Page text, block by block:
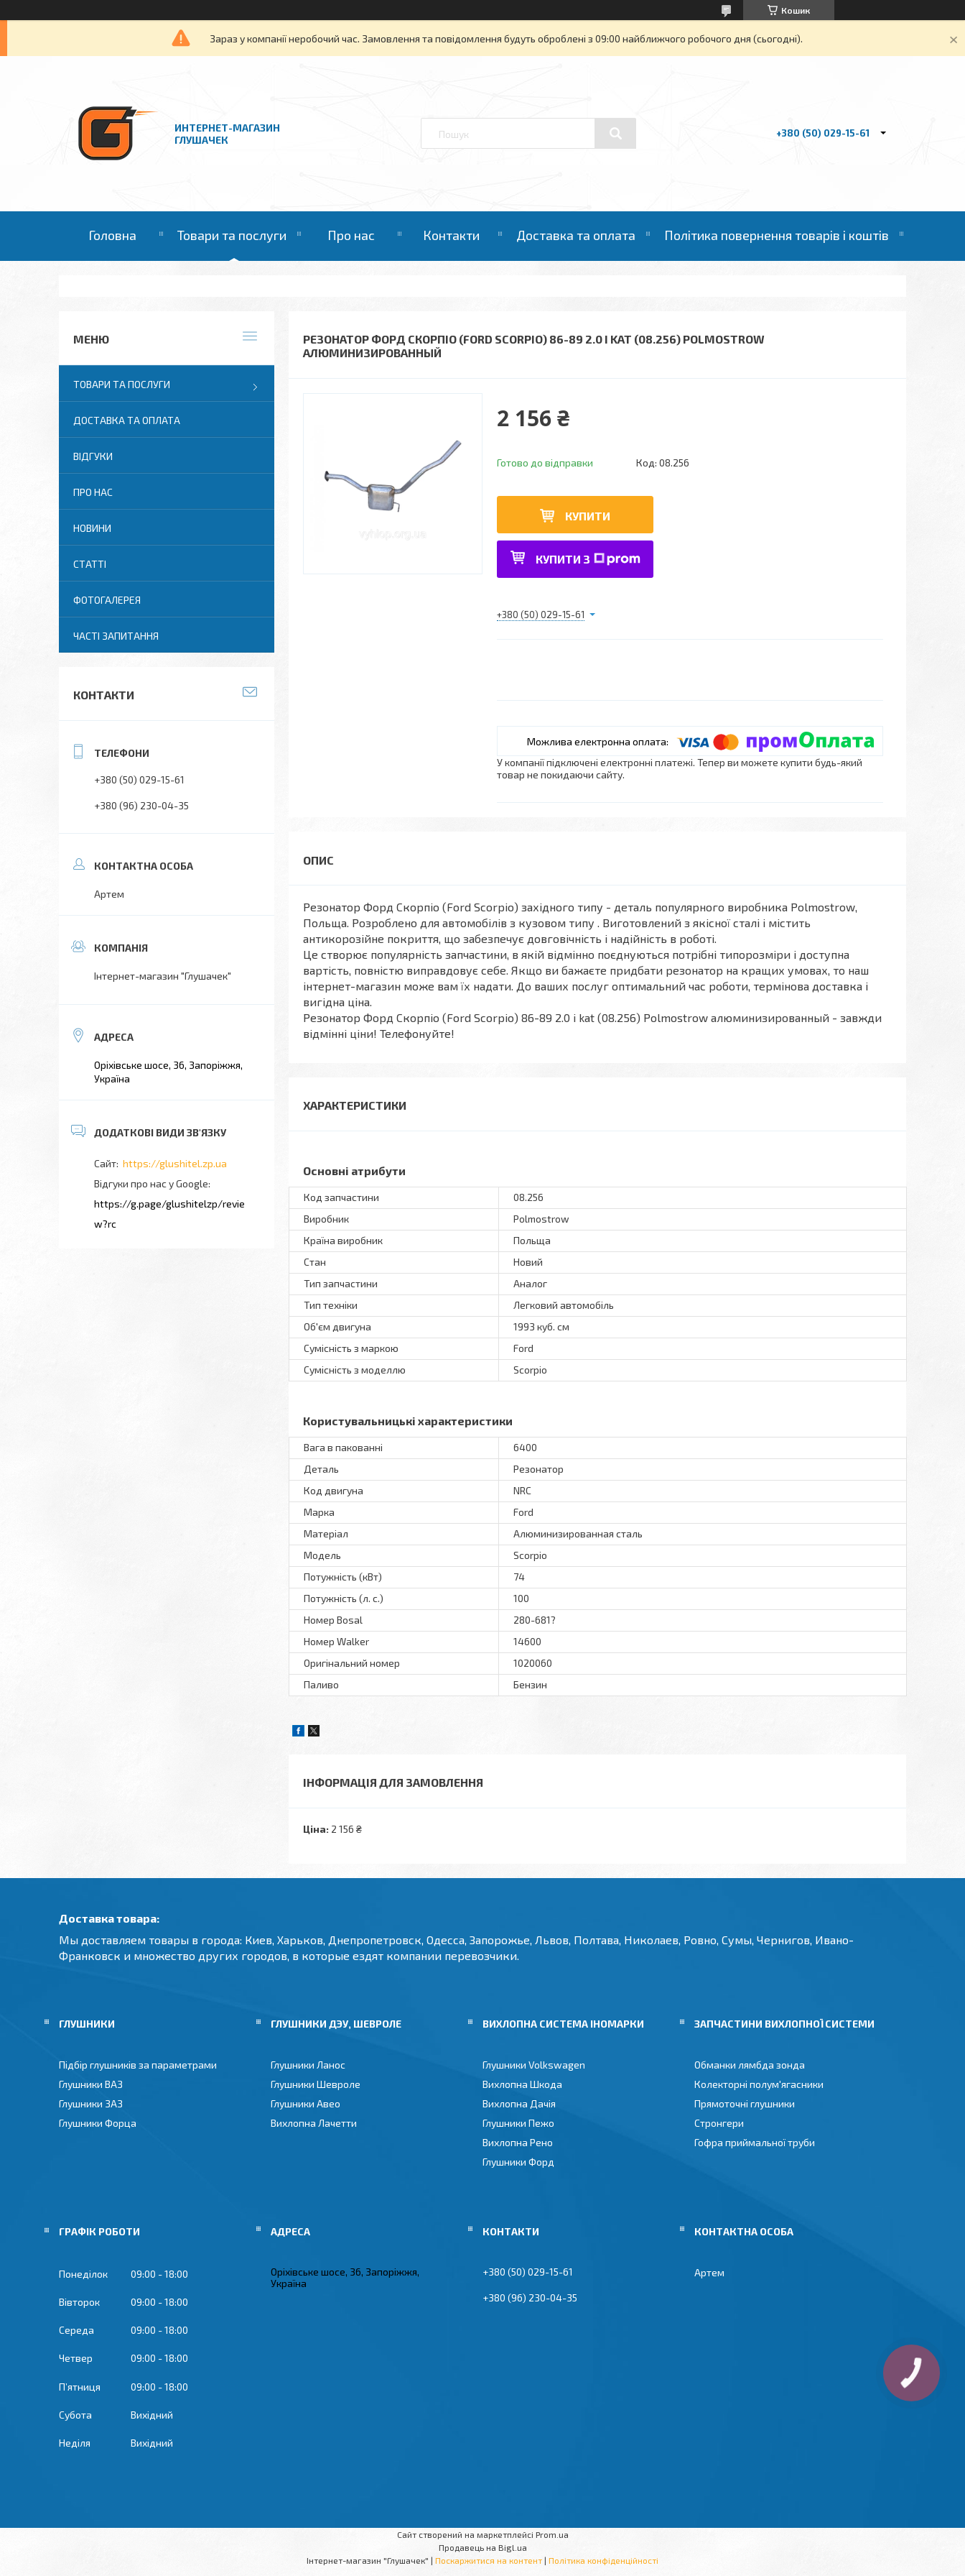
Кошик
Зараз у компанії неробочий час. Замовлення та повідомлення будуть оброблені з 09:00 найближчого робочого дня (сьогодні).
ИНТЕРНЕТ-МАГАЗИН
ГЛУШАЧЕК
+380 (50) 029-15-61
Головна Товари та послуги Про нас Контакти Доставка та оплата Політика повернення товарів і коштів
РЕЗОНАТОР ФОРД СКОРПІО (FORD SCORPIO) 86-89 2.0 I KAT (08.256) POLMOSTROW
АЛЮМИНИЗИРОВАННЫЙ
2 156 ₴
Готово до відправки Код: 08.256
КУПИТИ
КУПИТИ З
+380 (50) 029-15-61
У компанії підключені електронні платежі. Тепер ви можете купити будь-який
товар не покидаючи сайту.
Резонатор Форд Скорпіо (Ford Scorpio) західного типу - деталь популярного виробника Polmostrow,
Польща. Розроблено для автомобілів з кузовом типу . Виготовлений з якісної сталі і містить
антикорозійне покриття, що забезпечує довговічність і надійність в роботі.
Це створює популярність запчастини, в якій відмінно поєднуються потрібні типорозміри і доступна
вартість, повністю виправдовує себе. Якщо ви бажаєте придбати резонатор на кращих умовах, то наш
інтернет-магазин може вам їх надати. До ваших послуг оптимальний час роботи, термінова доставка і
вигідна ціна.
Резонатор Форд Скорпіо (Ford Scorpio) 86-89 2.0 i kat (08.256) Polmostrow алюминизированный - завжди
відмінні ціни! Телефонуйте!
ХАРАКТЕРИСТИКИ
Основні атрибути
Код запчастини
08.256
Виробник
Polmostrow
Країна виробник
Польща
Стан
Новий
Тип запчастини
Аналог
Тип техніки
Легковий автомобіль
Об'єм двигуна
1993 куб. см
Сумісність з маркою
Ford
Сумісність з моделлю
Scorpio
Користувальницькі характеристики
Вага в пакованні
6400
Деталь
Резонатор
Код двигуна
NRC
Марка
Ford
Матеріал
Алюминизированная сталь
Мoдель
Scorpio
Потужність (кВт)
74
Потужність (л. с.)
100
Номер Bosal
280-681?
Номер Walker
14600
Оригінальний номер
1020060
Паливо
Бензин
ІНФОРМАЦІЯ ДЛЯ ЗАМОВЛЕННЯ
Ціна: 2 156 ₴
ТОВАРИ ТА ПОСЛУГИ
ДОСТАВКА ТА ОПЛАТА
ВІДГУКИ
ПРО НАС
НОВИНИ
СТАТТІ
ФОТОГАЛЕРЕЯ
ЧАСТІ ЗАПИТАННЯ
КОНТАКТИ
+380 (50) 029-15-61
+380 (96) 230-04-35
Артем
Інтернет-магазин "Глушачек"
Оріхівське шосе, 36, Запоріжжя,
Україна
https://glushitel.zp.ua
Відгуки про нас у Google
https://g.page/glushitelzp/revie
w?rc
Доставка товара:
Мы доставляем товары в города: Киев, Харьков, Днепропетровск, Одесса, Запорожье, Львов, Полтава, Николаев, Ровно, Сумы, Чернигов, Ивано-
Франковск и множество других городов, в которые ездят компании перевозчики.
ГЛУШНИКИ
Підбір глушників за параметрами
Глушники ВАЗ
Глушники ЗАЗ
Глушники Форца
ГЛУШНИКИ ДЭУ, ШЕВРОЛЕ
Глушники Ланос
Глушники Шевроле
Глушники Авео
Вихлопна Лачетти
ВИХЛОПНА СИСТЕМА ІНОМАРКИ
Глушники Volkswagen
Вихлопна Шкода
Вихлопна Дачія
Глушники Пежо
Вихлопна Рено
Глушники Форд
ЗАПЧАСТИНИ ВИХЛОПНОЇ СИСТЕМИ
Обманки лямбда зонда
Колекторні полум'ягасники
Прямоточні глушники
Стронгери
Гофра приймальної труби
ГРАФІК РОБОТИ
Понеділок 09:00 18:00
Вівторок 09:00 18:00
Середа 09:00 18:00
Четвер 09:00 18:00
Пʼятниця 09:00 18:00
Субота Вихідний
Неділя Вихідний
Оріхівське шосе, 36, Запоріжжя,
Україна
+380 (50) 029-15-61
+380 (96) 230-04-35
Артем
Сайт створений на маркетплейсі Prom.ua
Продавець на Bigl.ua
Інтернет-магазин "Глушачек" | Поскаржитися на контент | Політика конфіденційності